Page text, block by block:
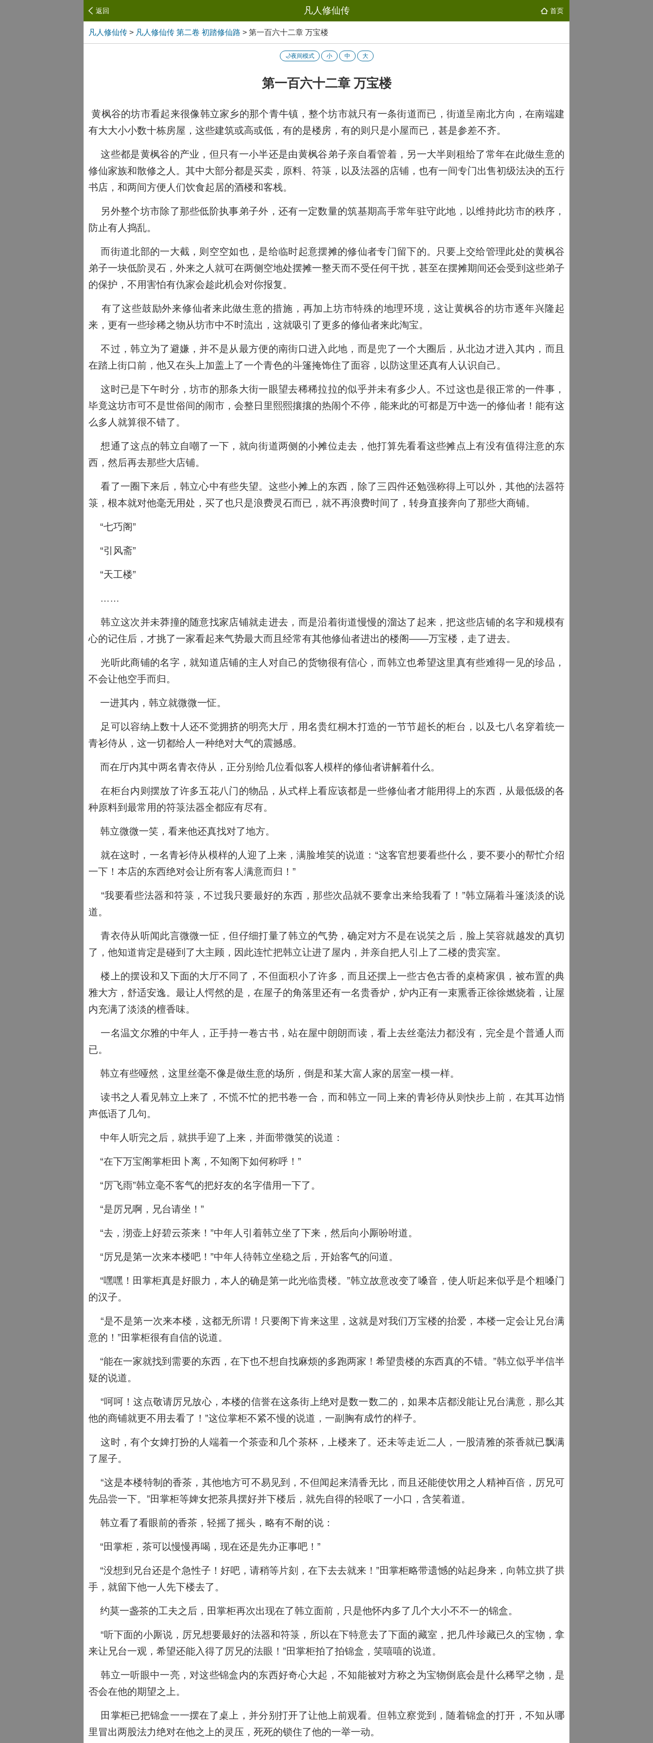
返回 凡人修仙传 首页
凡人修仙传 > 凡人修仙传 第二卷 初踏修仙路 > 第一百六十二章 万宝楼
🌙夜间模式 小 中 大
第一百六十二章 万宝楼
黄枫谷的坊市看起来很像韩立家乡的那个青牛镇，整个坊市就只有一条街道而已，街道呈南北方向，在南端建
有大大小小数十栋房屋，这些建筑或高或低，有的是楼房，有的则只是小屋而已，甚是参差不齐。
这些都是黄枫谷的产业，但只有一小半还是由黄枫谷弟子亲自看管着，另一大半则租给了常年在此做生意的
修仙家族和散修之人。其中大部分都是买卖，原料、符箓，以及法器的店铺，也有一间专门出售初级法决的五行
书店，和两间方便人们饮食起居的酒楼和客栈。
另外整个坊市除了那些低阶执事弟子外，还有一定数量的筑基期高手常年驻守此地，以维持此坊市的秩序，
防止有人捣乱。
而街道北部的一大截，则空空如也，是给临时起意摆摊的修仙者专门留下的。只要上交给管理此处的黄枫谷
弟子一块低阶灵石，外来之人就可在两侧空地处摆摊一整天而不受任何干扰，甚至在摆摊期间还会受到这些弟子
的保护，不用害怕有仇家会趁此机会对你报复。
有了这些鼓励外来修仙者来此做生意的措施，再加上坊市特殊的地理环境，这让黄枫谷的坊市逐年兴隆起
来，更有一些珍稀之物从坊市中不时流出，这就吸引了更多的修仙者来此淘宝。
不过，韩立为了避嫌，并不是从最方便的南街口进入此地，而是兜了一个大圈后，从北边才进入其内，而且
在踏上街口前，他又在头上加盖上了一个青色的斗篷掩饰住了面容，以防这里还真有人认识自己。
这时已是下午时分，坊市的那条大街一眼望去稀稀拉拉的似乎并未有多少人。不过这也是很正常的一件事，
毕竟这坊市可不是世俗间的闹市，会整日里熙熙攘攘的热闹个不停，能来此的可都是万中选一的修仙者！能有这
么多人就算很不错了。
想通了这点的韩立自嘲了一下，就向街道两侧的小摊位走去，他打算先看看这些摊点上有没有值得注意的东
西，然后再去那些大店铺。
看了一圈下来后，韩立心中有些失望。这些小摊上的东西，除了三四件还勉强称得上可以外，其他的法器符
箓，根本就对他毫无用处，买了也只是浪费灵石而已，就不再浪费时间了，转身直接奔向了那些大商铺。
“七巧阁”
“引风斋”
“天工楼”
……
韩立这次并未莽撞的随意找家店铺就走进去，而是沿着街道慢慢的溜达了起来，把这些店铺的名字和规模有
心的记住后，才挑了一家看起来气势最大而且经常有其他修仙者进出的楼阁——万宝楼，走了进去。
光听此商铺的名字，就知道店铺的主人对自己的货物很有信心，而韩立也希望这里真有些难得一见的珍品，
不会让他空手而归。
一进其内，韩立就微微一怔。
足可以容纳上数十人还不觉拥挤的明亮大厅，用名贵红桐木打造的一节节超长的柜台，以及七八名穿着统一
青衫侍从，这一切都给人一种绝对大气的震撼感。
而在厅内其中两名青衣侍从，正分别给几位看似客人模样的修仙者讲解着什么。
在柜台内则摆放了许多五花八门的物品，从式样上看应该都是一些修仙者才能用得上的东西，从最低级的各
种原料到最常用的符箓法器全都应有尽有。
韩立微微一笑，看来他还真找对了地方。
就在这时，一名青衫侍从模样的人迎了上来，满脸堆笑的说道：“这客官想要看些什么，要不要小的帮忙介绍
一下！本店的东西绝对会让所有客人满意而归！”
“我要看些法器和符箓，不过我只要最好的东西，那些次品就不要拿出来给我看了！”韩立隔着斗篷淡淡的说
道。
青衣侍从听闻此言微微一怔，但仔细打量了韩立的气势，确定对方不是在说笑之后，脸上笑容就越发的真切
了，他知道肯定是碰到了大主顾，因此连忙把韩立让进了屋内，并亲自把人引上了二楼的贵宾室。
楼上的摆设和又下面的大厅不同了，不但面积小了许多，而且还摆上一些古色古香的桌椅家俱，被布置的典
雅大方，舒适安逸。最让人愕然的是，在屋子的角落里还有一名贵香炉，炉内正有一束熏香正徐徐燃烧着，让屋
内充满了淡淡的檀香味。
一名温文尔雅的中年人，正手持一卷古书，站在屋中朗朗而读，看上去丝毫法力都没有，完全是个普通人而
已。
韩立有些哑然，这里丝毫不像是做生意的场所，倒是和某大富人家的居室一模一样。
读书之人看见韩立上来了，不慌不忙的把书卷一合，而和韩立一同上来的青衫侍从则快步上前，在其耳边悄
声低语了几句。
中年人听完之后，就拱手迎了上来，并面带微笑的说道：
“在下万宝阁掌柜田卜离，不知阁下如何称呼！”
“厉飞雨”韩立毫不客气的把好友的名字借用一下了。
“是厉兄啊，兄台请坐！”
“去，沏壶上好碧云茶来！”中年人引着韩立坐了下来，然后向小厮吩咐道。
“厉兄是第一次来本楼吧！”中年人待韩立坐稳之后，开始客气的问道。
“嘿嘿！田掌柜真是好眼力，本人的确是第一此光临贵楼。”韩立故意改变了嗓音，使人听起来似乎是个粗嗓门
的汉子。
“是不是第一次来本楼，这都无所谓！只要阁下肯来这里，这就是对我们万宝楼的抬爱，本楼一定会让兄台满
意的！”田掌柜很有自信的说道。
“能在一家就找到需要的东西，在下也不想自找麻烦的多跑两家！希望贵楼的东西真的不错。”韩立似乎半信半
疑的说道。
“呵呵！这点敬请厉兄放心，本楼的信誉在这条街上绝对是数一数二的，如果本店都没能让兄台满意，那么其
他的商铺就更不用去看了！”这位掌柜不紧不慢的说道，一副胸有成竹的样子。
这时，有个女婢打扮的人端着一个茶壶和几个茶杯，上楼来了。还未等走近二人，一股清雅的茶香就已飘满
了屋子。
“这是本楼特制的香茶，其他地方可不易见到，不但闻起来清香无比，而且还能使饮用之人精神百倍，厉兄可
先品尝一下。”田掌柜等婢女把茶具摆好并下楼后，就先自得的轻呡了一小口，含笑着道。
韩立看了看眼前的香茶，轻摇了摇头，略有不耐的说：
“田掌柜，茶可以慢慢再喝，现在还是先办正事吧！”
“没想到兄台还是个急性子！好吧，请稍等片刻，在下去去就来！”田掌柜略带遗憾的站起身来，向韩立拱了拱
手，就留下他一人先下楼去了。
约莫一盏茶的工夫之后，田掌柜再次出现在了韩立面前，只是他怀内多了几个大小不不一的锦盒。
“听下面的小厮说，厉兄想要最好的法器和符箓，所以在下特意去了下面的藏室，把几件珍藏已久的宝物，拿
来让兄台一观，希望还能入得了厉兄的法眼！”田掌柜拍了拍锦盒，笑嘻嘻的说道。
韩立一听眼中一亮，对这些锦盒内的东西好奇心大起，不知能被对方称之为宝物倒底会是什么稀罕之物，是
否会在他的期望之上。
田掌柜已把锦盒一一摆在了桌上，并分别打开了让他上前观看。但韩立察觉到，随着锦盒的打开，不知从哪
里冒出两股法力绝对在他之上的灵压，死死的锁住了他的一举一动。